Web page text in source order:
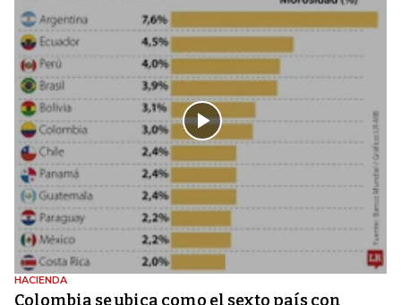
HACIENDA
Colombia se ubica como el sexto país con